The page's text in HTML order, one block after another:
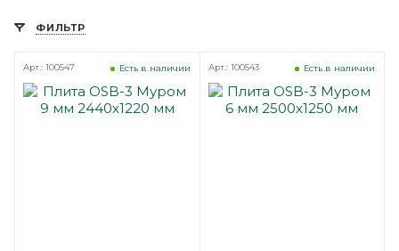
ФИЛЬТР
Есть в наличии
Арт.: 100547 Есть в наличии
Арт.: 100543